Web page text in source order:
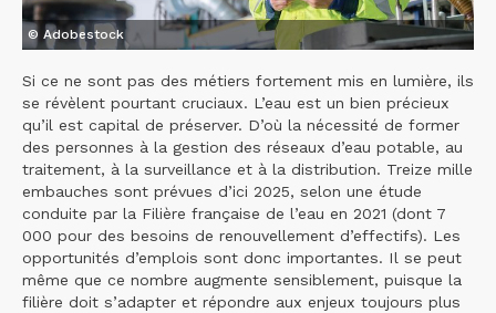
© Adobestock
Si ce ne sont pas des métiers fortement mis en lumière, ils
se révèlent pourtant cruciaux. L’eau est un bien précieux
qu’il est capital de préserver. D’où la nécessité de former
des personnes à la gestion des réseaux d’eau potable, au
traitement, à la surveillance et à la distribution. Treize mille
embauches sont prévues d’ici 2025, selon une étude
conduite par la Filière française de l’eau en 2021 (dont 7
000 pour des besoins de renouvellement d’effectifs). Les
opportunités d’emplois sont donc importantes. Il se peut
même que ce nombre augmente sensiblement, puisque la
filière doit s’adapter et répondre aux enjeux toujours plus